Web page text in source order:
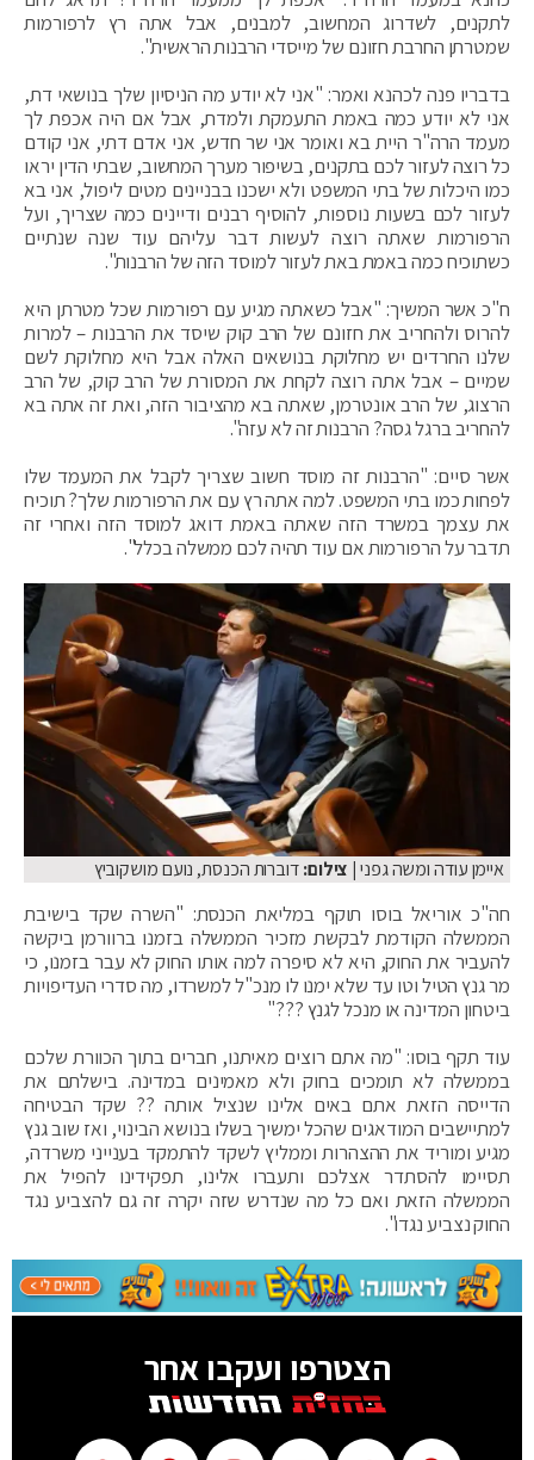
לתקנים, לשדרוג המחשוב, למבנים, אבל אתה רץ לרפורמות
שמטרתן החרבת חזונם של מייסדי הרבנות הראשית".
בדבריו פנה לכהנא ואמר: "אני לא יודע מה הניסיון שלך בנושאי דת,
אני לא יודע כמה באמת התעמקת ולמדת, אבל אם היה אכפת לך
מעמד הרה"ר היית בא ואומר אני שר חדש, אני אדם דתי, אני קודם
כל רוצה לעזור לכם בתקנים, בשיפור מערך המחשוב, שבתי הדין יראו
כמו היכלות של בתי המשפט ולא ישכנו בבניינים מטים ליפול, אני בא
לעזור לכם בשעות נוספות, להוסיף רבנים ודיינים כמה שצריך, ועל
הרפורמות שאתה רוצה לעשות דבר עליהם עוד שנה שנתיים
כשתוכיח כמה באמת באת לעזור למוסד הזה של הרבנות".
ח"כ אשר המשיך: "אבל כשאתה מגיע עם רפורמות שכל מטרתן היא
להרוס ולהחריב את חזונם של הרב קוק שיסד את הרבנות – למרות
שלנו החרדים יש מחלוקת בנושאים האלה אבל היא מחלוקת לשם
שמיים – אבל אתה רוצה לקחת את המסורת של הרב קוק, של הרב
הרצוג, של הרב אונטרמן, שאתה בא מהציבור הזה, ואת זה אתה בא
להחריב ברגל גסה? הרבנות זה לא עזה".
אשר סיים: "הרבנות זה מוסד חשוב שצריך לקבל את המעמד שלו
לפחות כמו בתי המשפט. למה אתה רץ עם את הרפורמות שלך? תוכיח
את עצמך במשרד הזה שאתה באמת דואג למוסד הזה ואחרי זה
תדבר על הרפורמות אם עוד תהיה לכם ממשלה בכלל".
איימן עודה ומשה גפני| צילום:דוברות הכנסת, נועם מושקוביץ
חה"כ אוריאל בוסו תוקף במליאת הכנסת: "השרה שקד בישיבת
הממשלה הקודמת לבקשת מזכיר הממשלה בזמנו ברוורמן ביקשה
להעביר את החוק, היא לא סיפרה למה אותו החוק לא עבר בזמנו, כי
מר גנץ הטיל וטו עד שלא ימנו לו מנכ"ל למשרדו, מה סדרי העדיפויות
ביטחון המדינה או מנכל לגנץ ???"
עוד תקף בוסו: "מה אתם רוצים מאיתנו, חברים בתוך הכוורת שלכם
בממשלה לא תומכים בחוק ולא מאמינים במדינה. בישלתם את
הדייסה הזאת אתם באים אלינו שנציל אותה ?? שקד הבטיחה
למתיישבים המודאגים שהכל ימשיך בשלו בנושא הבינוי, ואז שוב גנץ
מגיע ומוריד את ההצהרות וממליץ לשקד להתמקד בענייני משרדה,
תסיימו להסתדר אצלכם ותעברו אלינו, תפקידינו להפיל את
הממשלה הזאת ואם כל מה שנדרש שזה יקרה זה גם להצביע נגד
החוק נצביע נגדו".
הצטרפו ועקבו אחר